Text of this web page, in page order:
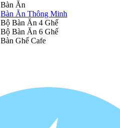
Bàn Ăn
Bàn Ăn Thông Minh
Bộ Bàn Ăn 4 Ghế
Bộ Bàn Ăn 6 Ghế
Bàn Ghế Cafe